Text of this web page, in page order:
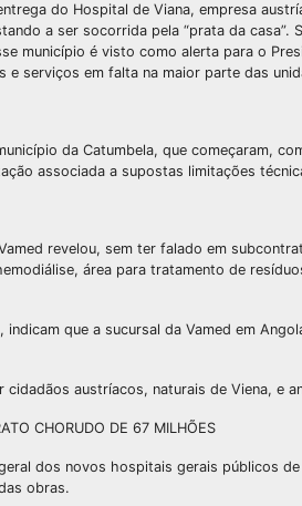
do Hospital de Viana, empresa
a ser socorrida pela “prata da
município é visto como alerta para o
e serviços em falta na maior parte das
da Catumbela, que começaram,
associada a supostas limitações
revelou, sem ter falado em
área para tratamento de
que a sucursal da Vamed em
austríacos, naturais de Viena, e
CHORUDO DE 67 MILHÕES
dos novos hospitais gerais públicos
obras.